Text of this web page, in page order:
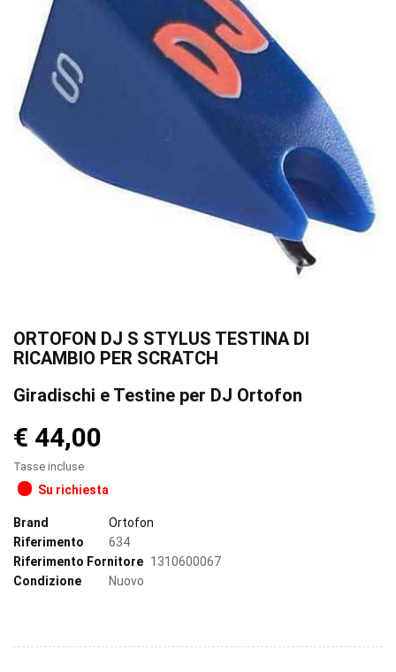
ORTOFON DJ S STYLUS TESTINA DI
RICAMBIO PER SCRATCH
Giradischi e Testine per DJ Ortofon
€ 44,00
Tasse incluse
Su richiesta
Brand
Ortofon
Riferimento
634
Riferimento Fornitore 1310600067
Condizione
Nuovo